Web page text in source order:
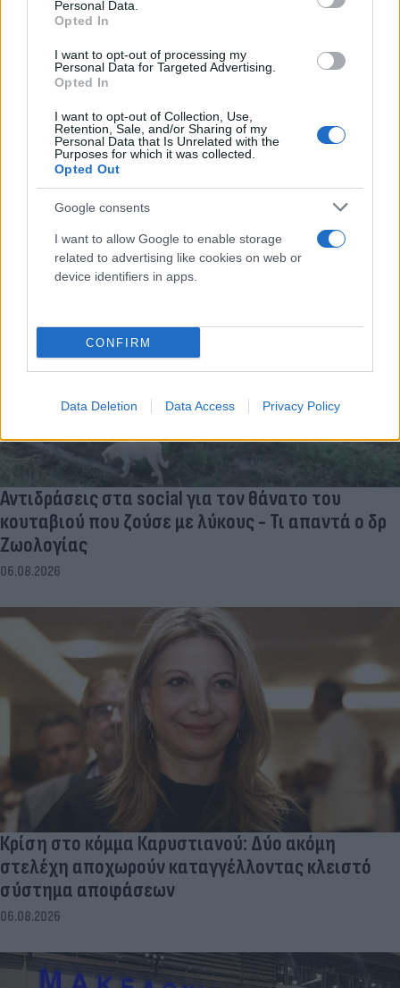
Personal Data.
Opted In
I want to opt-out of processing my
Personal Data for Targeted Advertising.
Opted In
I want to opt-out of Collection, Use,
Retention, Sale, and/or Sharing of my
Personal Data that Is Unrelated with the
Purposes for which it was collected.
Opted Out
Google consents
I want to allow Google to enable storage
related to advertising like cookies on web or
device identifiers in apps.
CONFIRM
Data Deletion Data Access Privacy Policy
Αντιδράσεις στα social για τον θάνατο του
κουταβιού που ζούσε με λύκους - Τι απαντά ο δρ
Ζωολογίας
06.08.2026
Κρίση στο κόμμα Καρυστιανού: Δύο ακόμη
στελέχη αποχωρούν καταγγέλλοντας κλειστό
σύστημα αποφάσεων
06.08.2026